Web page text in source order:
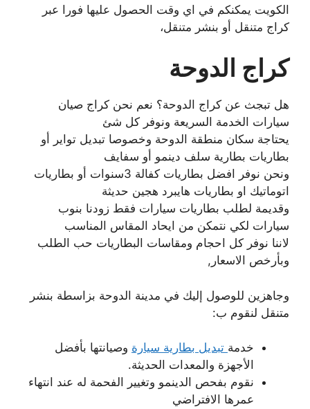
الكويت يمكنكم في اي وقت الحصول عليها فورا عبر
كراج متنقل أو بنشر متنقل،
كراج الدوحة
هل تبجث عن كراج الدوحة؟ نعم نحن كراج صيان
سيارات الخدمة السريعة ونوفر كل شئ
يحتاجة سكان منطقة الدوحة وخصوصا تبديل تواير أو
بطاريات بطارية سلف دينمو أو سفايف
ونحن نوفر افضل بطاريات كفالة 3سنوات أو بطاريات
اتوماتيك او بطاريات هايبرد هجين حديثة
وقديمة لطلب بطاريات سيارات فقط زودنا بنوب
سيارات لكي نتمكن من ايحاد المقاس المناسب
لاننا نوفر كل احجام ومقاسات البطاريات حب الطلب
وبأرخص الاسعار,
وجاهزين للوصول إليك في مدينة الدوحة بزاسطة بنشر
متنقل لنقوم ب:
خدمة تبديل بطارية سيارة وصيانتها بأفضل
الأجهزة والمعدات الحديثة.
نقوم بفحص الدينمو وتغيير الفحمة له عند انتهاء
عمرها الافتراضي